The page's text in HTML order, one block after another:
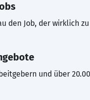
den Job, der wirklich
und über